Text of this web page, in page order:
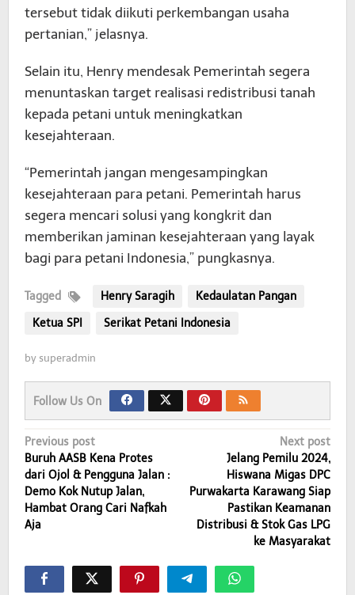
tersebut tidak diikuti perkembangan usaha
pertanian,” jelasnya.
Selain itu, Henry mendesak Pemerintah segera
menuntaskan target realisasi redistribusi tanah
kepada petani untuk meningkatkan
kesejahteraan.
“Pemerintah jangan mengesampingkan
kesejahteraan para petani. Pemerintah harus
segera mencari solusi yang kongkrit dan
memberikan jaminan kesejahteraan yang layak
bagi para petani Indonesia,” pungkasnya.
Tagged Henry Saragih
Kedaulatan Pangan
Ketua SPI
Serikat Petani Indonesia
by superadmin
Follow Us On
Post
navigation
Previous post
Buruh AASB Kena Protes
dari Ojol & Pengguna Jalan :
Demo Kok Nutup Jalan,
Hambat Orang Cari Nafkah
Aja
Next post
Jelang Pemilu 2024,
Hiswana Migas DPC
Purwakarta Karawang Siap
Pastikan Keamanan
Distribusi & Stok Gas LPG
ke Masyarakat